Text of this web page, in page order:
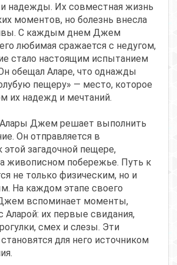
надежды. Их совместная жизнь
моментов, но болезнь внесла
С каждым днем Джем
любимая сражается с недугом,
стало настоящим испытанием
обещал Аларе, что однажды
пещеру» — место, которое
их надежд и мечтаний.
Джем решает выполнить
Он отправляется в
загадочной пещере,
живописном побережье. Путь к
не только физическим, но и
На каждом этапе своего
вспоминает моменты,
Аларой: их первые свидания,
смех и слезы. Эти
для него источником